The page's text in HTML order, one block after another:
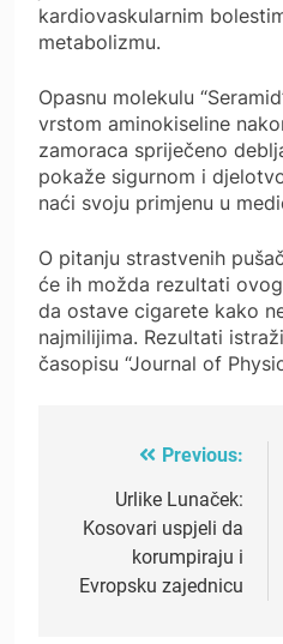
kardiovaskularnim
metabolizmu.
Opasnu molekulu
vrstom aminokiseline
zamoraca spriječeno
pokaže sigurnom i
naći svoju primjenu u
O pitanju strastvenih
će ih možda rezultati
da ostave cigarete kako
najmilijima. Rezultati
časopisu “Journal of
navigation
Previous:
Urlike Lunaček:
Kosovari uspjeli da
korumpiraju i
Evropsku zajednicu